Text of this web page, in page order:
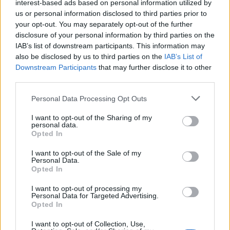
interest-based ads based on personal information utilized by
us or personal information disclosed to third parties prior to
your opt-out. You may separately opt-out of the further
disclosure of your personal information by third parties on the
IAB’s list of downstream participants. This information may
also be disclosed by us to third parties on the IAB’s List of
Downstream Participants that may further disclose it to other
Personal Data Processing Opt Outs
I want to opt-out of the Sharing of my
personal data.
Opted In
I want to opt-out of the Sale of my
Personal Data.
Opted In
I want to opt-out of processing my
Personal Data for Targeted Advertising.
Opted In
I want to opt-out of Collection, Use,
être identifiée par « Liens commerciaux ». Un clic
sur une publicité ouvre un nouvel onglet ou une
nouvelle page de votre navigateur internet avec le
site objet de cette publicité. Les publi-rédactionnels
sont par définition un contenu proposé de concert
avec l’annonceur. En dehors de ces publi-
du contenu reste indépendante et libre de toute
influence. Certains dossiers de auto-pour-
vous.fr sont parrainés par un annonceur, auquel cas
le dossier. Cela signifie que l’annonceur a
l’exclusivité de la publicité sur ce dossier pendant la
durée de la campagne. Dans tous les cas, le contenu
est sous la responsabilité exclusive de la rédaction.